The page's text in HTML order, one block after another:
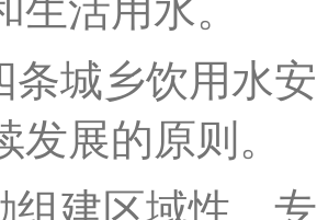
生活用水。
条城乡饮用水
发展的原则。
组建区域性、